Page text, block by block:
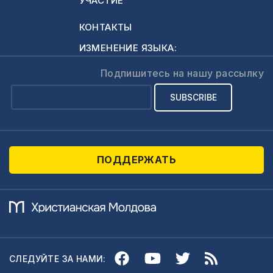
посаженными
родителями. Что
делать? Возможно
посаженных
Я…
КОНТАКТЫ
ИЗМЕНЕНИЕ ЯЗЫКА:
Подпишитесь на нашу рассылку
ПОДДЕРЖАТЬ
СЛЕДУЙТЕ ЗА НАМИ: